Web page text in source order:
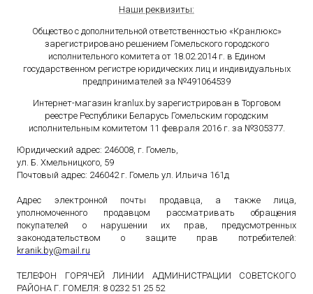
Наши реквизиты:
Общество с дополнительной ответственностью «Кранлюкс»
зарегистрировано решением Гомельского городского
исполнительного комитета от 18.02.2014 г. в Едином
государственном регистре юридических лиц и индивидуальных
предпринимателей за №491064539
Интернет-магазин kranlux.by зарегистрирован в Торговом
реестре Республики Беларусь Гомельским городским
исполнительным комитетом 11 февраля 2016 г. за №305377.
Юридический адрес: 246008, г. Гомель,
ул. Б. Хмельницкого, 59
Почтовый адрес: 246042 г. Гомель ул. Ильича 161д
Адрес электронной почты продавца, а также лица,
уполномоченного продавцом рассматривать обращения
покупателей о нарушении их прав, предусмотренных
законодательством о защите прав потребителей:
kranik by@mail ru
ТЕЛЕФОН ГОРЯЧЕЙ ЛИНИИ АДМИНИСТРАЦИИ СОВЕТСКОГО
РАЙОНА Г. ГОМЕЛЯ: 8 0232 51 25 52